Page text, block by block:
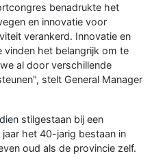
benadrukte het
en innovatie voor
verankerd. Innovatie en
vinden het belangrijk om te
al door verschillende
stelt General Manager
stilgestaan bij een
het 40-jarig bestaan in
oud als de provincie zelf.